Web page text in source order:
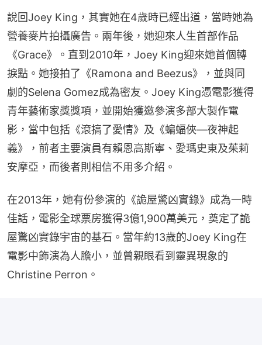
說回Joey King，其實她在4歲時已經出道，當時她為
營養麥片拍攝廣告。兩年後，她迎來人生首部作品
《Grace》。直到2010年，Joey King迎來她首個轉
捩點。她接拍了《Ramona and Beezus》，並與同
劇的Selena Gomez成為密友。Joey King憑電影獲得
青年藝術家獎獎項，並開始獲邀參演多部大製作電
影，當中包括《滾搞了愛情》及《蝙蝠俠—夜神起
義》，前者主要演員有賴恩高斯寧、愛瑪史東及茱莉
安摩亞，而後者則相信不用多介紹。
在2013年，她有份參演的《詭屋驚凶實錄》成為一時
佳話，電影全球票房獲得3億1,900萬美元，奠定了詭
屋驚凶實錄宇宙的基石。當年約13歲的Joey King在
電影中飾演為人膽小，並曾親眼看到靈異現象的
Christine Perron。